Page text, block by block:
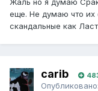
Жаль но я думаю
еще. Не думаю что их
скандальные как
carib
Опубликовано: